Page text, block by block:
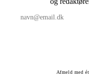
Afmeld med